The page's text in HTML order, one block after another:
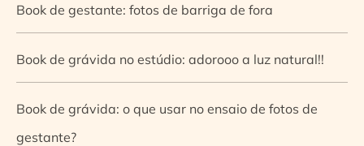
Book de gestante: fotos de barriga de fora
Book de grávida no estúdio: adorooo a luz natural!!
Book de grávida: o que usar no ensaio de fotos de
gestante?